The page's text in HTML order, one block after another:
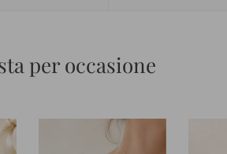
per occasione